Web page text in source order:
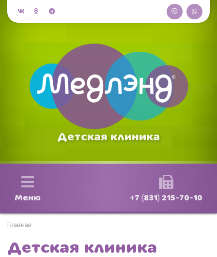
Детская клиника
Меню +7 (831) 215-70-10
Главная
Детская клиника